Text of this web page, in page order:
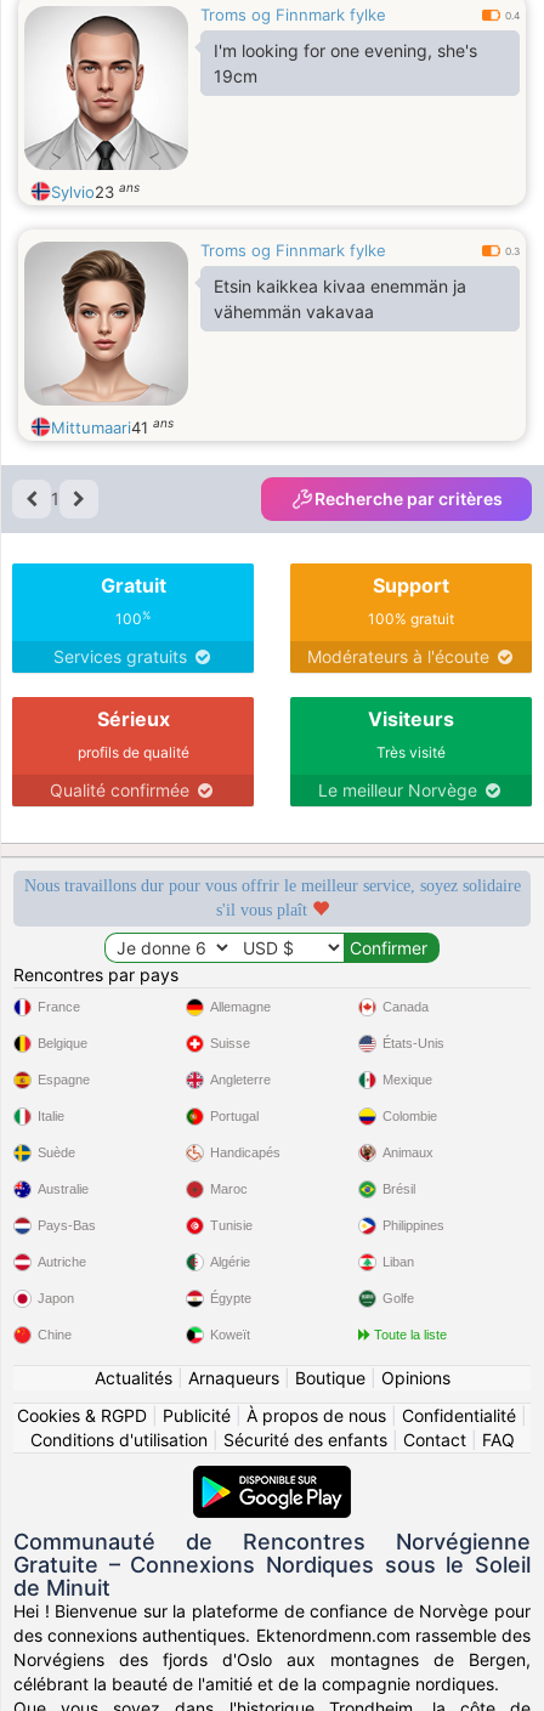
Troms og Finnmark fylke 0.4
I'm looking for one evening, she's
19cm
Sylvio23 ans
Troms og Finnmark fylke 0.3
Etsin kaikkea kivaa enemmän ja
vähemmän vakavaa
Mittumaari41 ans
1 Recherche par critères
Gratuit
100%
Services gratuits
Support
100% gratuit
Modérateurs à l'écoute
Sérieux
profils de qualité
Qualité confirmée
Visiteurs
Très visité
Le meilleur Norvège
Nous travaillons dur pour vous offrir le meilleur service, soyez solidaire
s'il vous plaît
Rencontres par pays
France
Belgique
Espagne
Italie
Suède
Allemagne
Suisse
Angleterre
Portugal
Handicapés
Canada
États-Unis
Mexique
Colombie
Animaux
Australie
Pays-Bas
Autriche
Japon
Chine
Maroc
Tunisie
Algérie
Égypte
Koweït
Brésil
Philippines
Liban
Golfe
Toute la liste
Actualités| Arnaqueurs| Boutique| Opinions
Cookies & RGPD
Publicité À propos de nous Confidentialité
Conditions d'utilisation| Sécurité des enfants| Contact| FAQ
Communauté de Rencontres Norvégienne
Gratuite – Connexions Nordiques sous le Soleil
de Minuit
Hei ! Bienvenue sur la plateforme de confiance de Norvège pour
des connexions authentiques. Ektenordmenn.com rassemble des
Norvégiens des fjords d'Oslo aux montagnes de Bergen,
célébrant la beauté de l'amitié et de la compagnie nordiques.